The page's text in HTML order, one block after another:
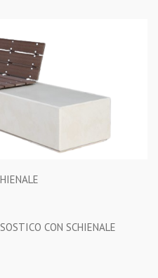
CON SCHIENALE